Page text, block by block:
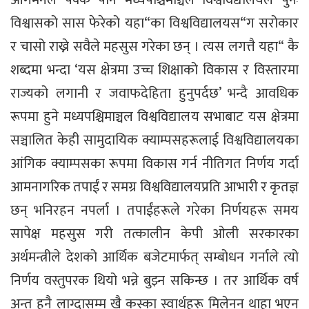
विश्वासको सास फेरेको यहा“का विश्वविद्यालयस“ग सरोकार
र चासो राख्ने सवैले महसुस गरेका छन् । त्यस लगत्तै यहा“ कै
शब्दमा भन्दा ‘यस क्षेत्रमा उच्च शिक्षाको विकास र विस्तारमा
राज्यको लगानी र जवाफदेहिता हुनुपर्दछ’ भन्दै आवधिक
रूपमा हुने मध्यपश्चिमाञ्चल विश्वविद्यालय सभाबाट यस क्षेत्रमा
सञ्चालित केही सामुदायिक क्याम्पसहरूलाई विश्वविद्यालयका
आंगिक क्याम्पसका रूपमा विकास गर्न नीतिगत निर्णय गर्दा
आमनागरिक तपाईं र समग्र विश्वविद्यालयप्रति आभारी र कृतज्ञ
छन् भनिरहन नपर्ला । तपाईंहरूले गरेका निर्णयहरू समय
सापेक्ष महसुस गरी तत्कालीन केपी ओली सरकारका
अर्थमन्त्रीले देशको आर्थिक बजेटमार्फत् सम्बोधन गर्नाले त्यो
निर्णय वस्तुपरक थियो भन्ने बुझ्न सकिन्छ । तर आर्थिक वर्ष
अन्त हुनै लाग्दासम्म खै कस्का स्वार्थहरू मिलेनन् थाहा भएन